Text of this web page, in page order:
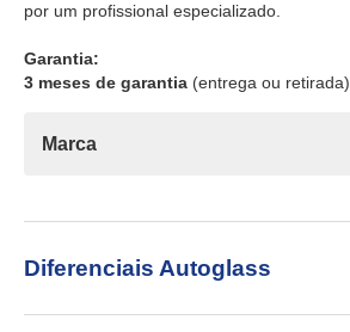
por um profissional especializado.
Garantia:
3 meses de garantia (entrega ou retirada).
Marca
Diferenciais Autoglass